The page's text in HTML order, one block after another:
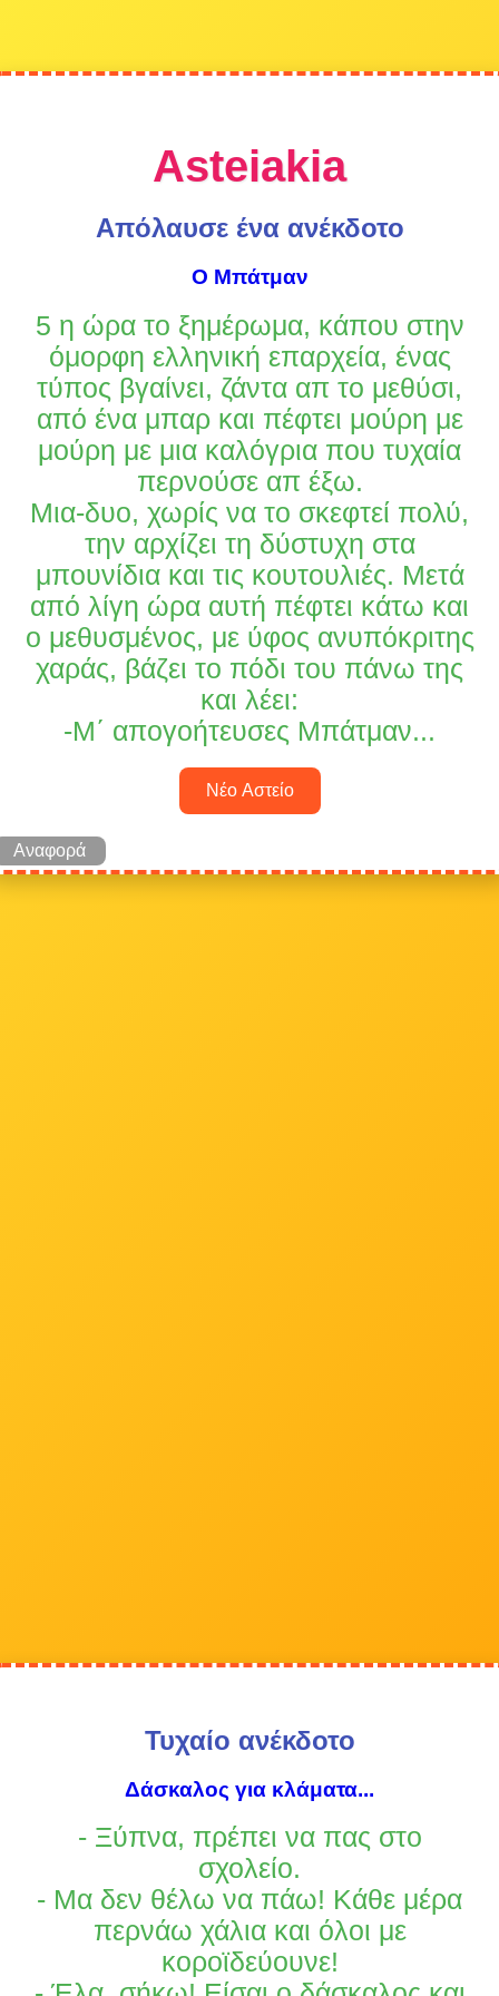
Asteiakia
Απόλαυσε ένα ανέκδοτο
Ο Μπάτμαν
5 η ώρα το ξημέρωμα, κάπου στην
όμορφη ελληνική επαρχεία, ένας
τύπος βγαίνει, ζάντα απ το μεθύσι,
από ένα μπαρ και πέφτει μούρη με
μούρη με μια καλόγρια που τυχαία
περνούσε απ έξω.
Μια-δυο, χωρίς να το σκεφτεί πολύ,
την αρχίζει τη δύστυχη στα
μπουνίδια και τις κουτουλιές. Μετά
από λίγη ώρα αυτή πέφτει κάτω και
ο μεθυσμένος, με ύφος ανυπόκριτης
χαράς, βάζει το πόδι του πάνω της
και λέει:
-Μ΄ απογοήτευσες Μπάτμαν...
Νέο Αστείο
Αναφορά
Τυχαίο ανέκδοτο
Δάσκαλος για κλάματα...
- Ξύπνα, πρέπει να πας στο
σχολείο.
- Μα δεν θέλω να πάω! Κάθε μέρα
περνάω χάλια και όλοι με
κοροϊδεύουνε!